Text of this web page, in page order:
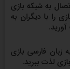
به شبکه بازی
را با دیگران به
زبان فارسی بازی
لذت ببرید.